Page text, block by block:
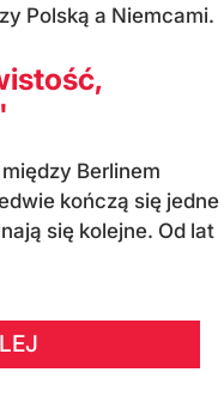
Polską a Niemcami.
Berlinem
kończą się jedne
się kolejne. Od lat